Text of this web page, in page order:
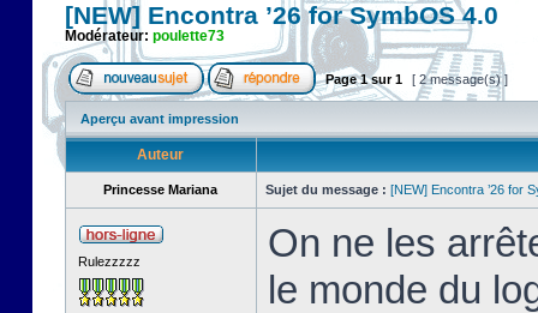
[NEW] Encontra ’26 for SymbOS 4.0
Modérateur: poulette73
Page1sur1 [ 2 message(s) ]
Aperçu avant impression
Auteur
Princesse Mariana Sujet du message : [NEW] Encontra ’26 for
Rulezzzzz
On ne les
le monde du